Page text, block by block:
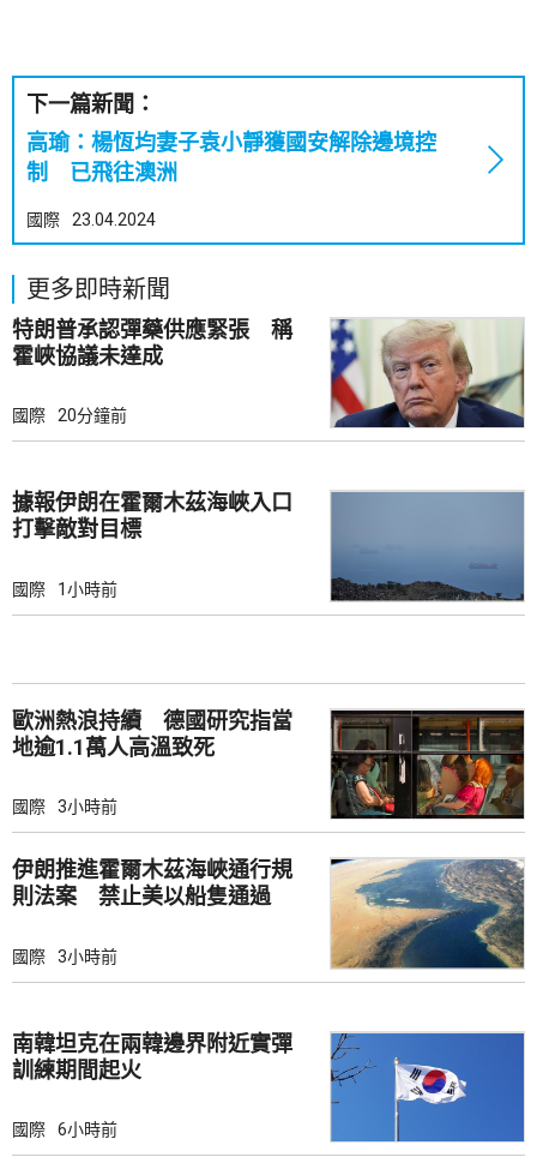
下一篇新聞：
高瑜：楊恆均妻子袁小靜獲國安解除邊境控
制 已飛往澳洲
國際 23.04.2024
更多即時新聞
特朗普承認彈藥供應緊張 稱
霍峽協議未達成
國際 20分鐘前
據報伊朗在霍爾木茲海峽入口
打擊敵對目標
國際 1小時前
歐洲熱浪持續 德國研究指當
地逾1.1萬人高溫致死
國際 3小時前
伊朗推進霍爾木茲海峽通行規
則法案 禁止美以船隻通過
國際 3小時前
南韓坦克在兩韓邊界附近實彈
訓練期間起火
國際 6小時前